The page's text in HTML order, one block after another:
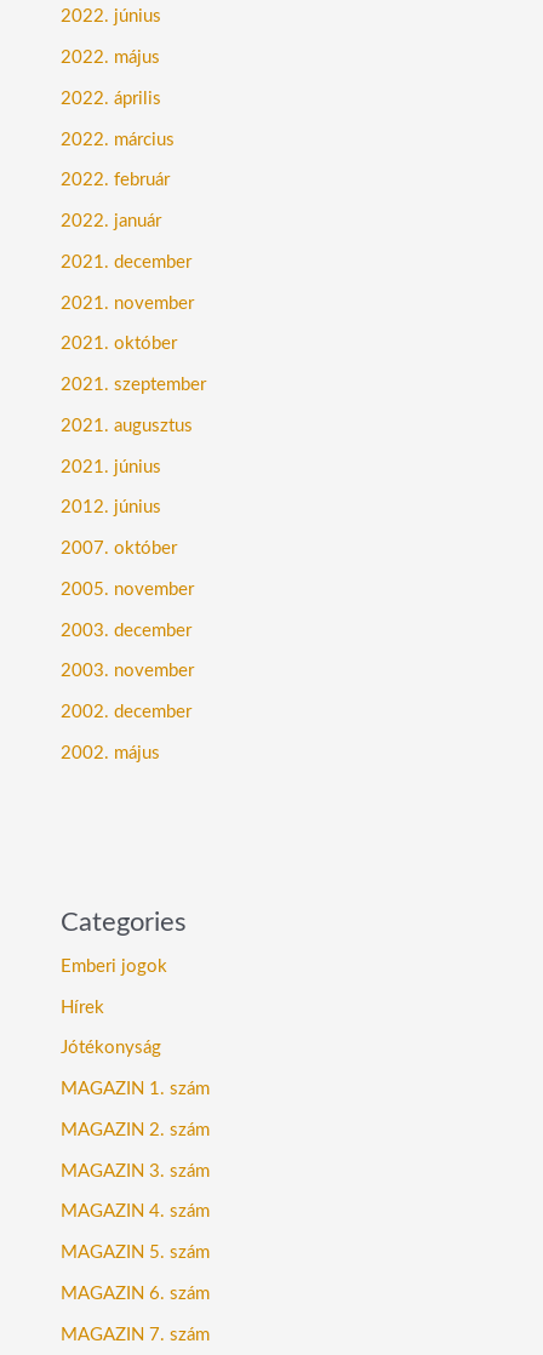
2022. június
2022. május
2022. április
2022. március
2022. február
2022. január
2021. december
2021. november
2021. október
2021. szeptember
2021. augusztus
2021. június
2012. június
2007. október
2005. november
2003. december
2003. november
2002. december
2002. május
Categories
Emberi jogok
Hírek
Jótékonyság
MAGAZIN 1. szám
MAGAZIN 2. szám
MAGAZIN 3. szám
MAGAZIN 4. szám
MAGAZIN 5. szám
MAGAZIN 6. szám
MAGAZIN 7. szám